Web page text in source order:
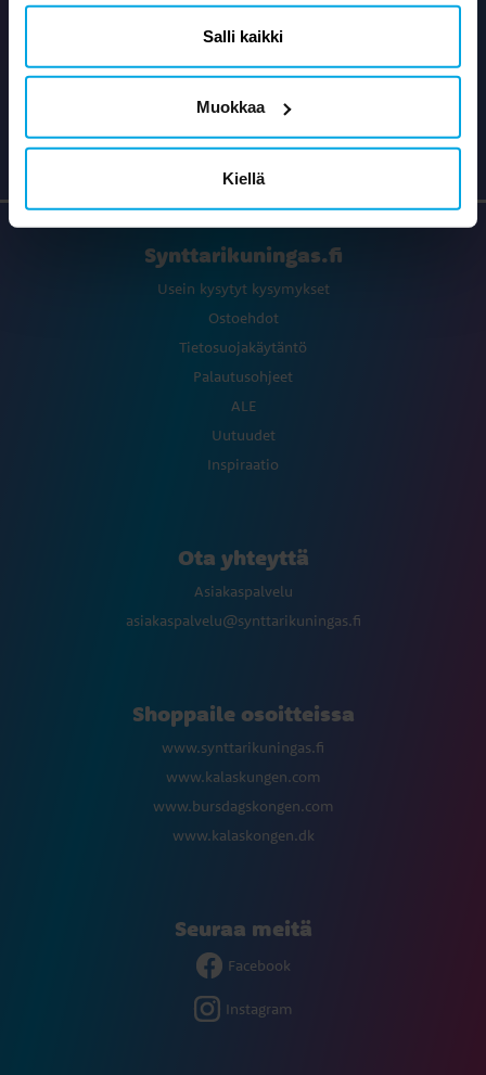
Salli kaikki
Muokkaa
Kiellä
Synttarikuningas.fi
Usein kysytyt kysymykset
Ostoehdot
Tietosuojakäytäntö
Palautusohjeet
ALE
Uutuudet
Inspiraatio
Ota yhteyttä
Asiakaspalvelu
asiakaspalvelu@synttarikuningas.fi
Shoppaile osoitteissa
www.synttarikuningas.fi
www.kalaskungen.com
www.bursdagskongen.com
www.kalaskongen.dk
Seuraa meitä
Facebook
Instagram